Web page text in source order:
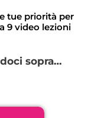
tue priorità per
9 video lezioni
sopra…